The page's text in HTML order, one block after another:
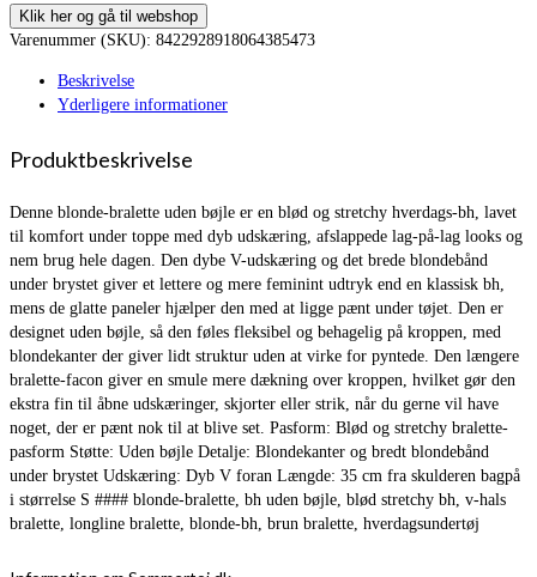
Klik her og gå til webshop
Varenummer (SKU): 8422928918064385473
Beskrivelse
Yderligere informationer
Produktbeskrivelse
Denne blonde-bralette uden bøjle er en blød og stretchy hverdags-bh, lavet
til komfort under toppe med dyb udskæring, afslappede lag-på-lag looks og
nem brug hele dagen. Den dybe V-udskæring og det brede blondebånd
under brystet giver et lettere og mere feminint udtryk end en klassisk bh,
mens de glatte paneler hjælper den med at ligge pænt under tøjet. Den er
designet uden bøjle, så den føles fleksibel og behagelig på kroppen, med
blondekanter der giver lidt struktur uden at virke for pyntede. Den længere
bralette-facon giver en smule mere dækning over kroppen, hvilket gør den
ekstra fin til åbne udskæringer, skjorter eller strik, når du gerne vil have
noget, der er pænt nok til at blive set. Pasform: Blød og stretchy bralette-
pasform Støtte: Uden bøjle Detalje: Blondekanter og bredt blondebånd
under brystet Udskæring: Dyb V foran Længde: 35 cm fra skulderen bagpå
i størrelse S #### blonde-bralette, bh uden bøjle, blød stretchy bh, v-hals
bralette, longline bralette, blonde-bh, brun bralette, hverdagsundertøj